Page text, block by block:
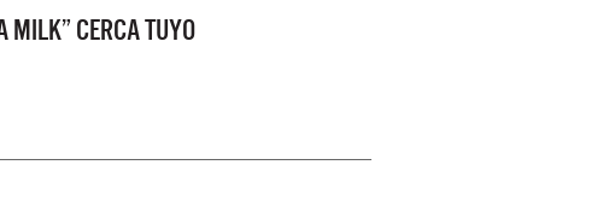
MILK” CERCA TUYO